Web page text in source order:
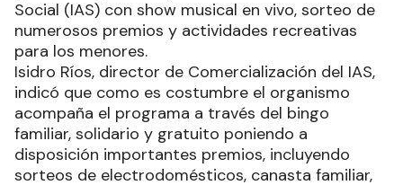
Social (IAS) con show musical en vivo, sorteo de
numerosos premios y actividades recreativas
para los menores.
Isidro Ríos, director de Comercialización del IAS,
indicó que como es costumbre el organismo
acompaña el programa a través del bingo
familiar, solidario y gratuito poniendo a
disposición importantes premios, incluyendo
sorteos de electrodomésticos, canasta familiar,